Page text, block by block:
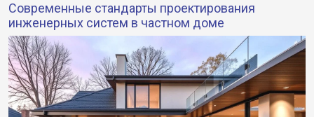
Современные стандарты проектирования
инженерных систем в частном доме